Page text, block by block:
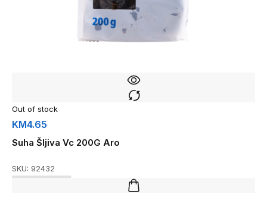
Out of stock
KM4.65
Suha Šljiva Vc 200G Aro
SKU: 92432